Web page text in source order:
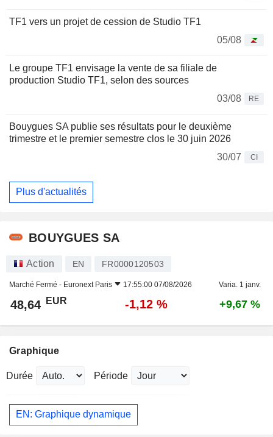
TF1 vers un projet de cession de Studio TF1
05/08
Le groupe TF1 envisage la vente de sa filiale de
production Studio TF1, selon des sources
03/08
RE
Bouygues SA publie ses résultats pour le deuxième
trimestre et le premier semestre clos le 30 juin 2026
30/07
CI
Plus d'actualités
BOUYGUES SA
Action EN FR0000120503
Marché Fermé - Euronext Paris 17:55:00 07/08/2026 Varia. 1 janv.
48,64 EUR -1,12 % +9,67 %
Graphique
Durée Période
EN: Graphique dynamique